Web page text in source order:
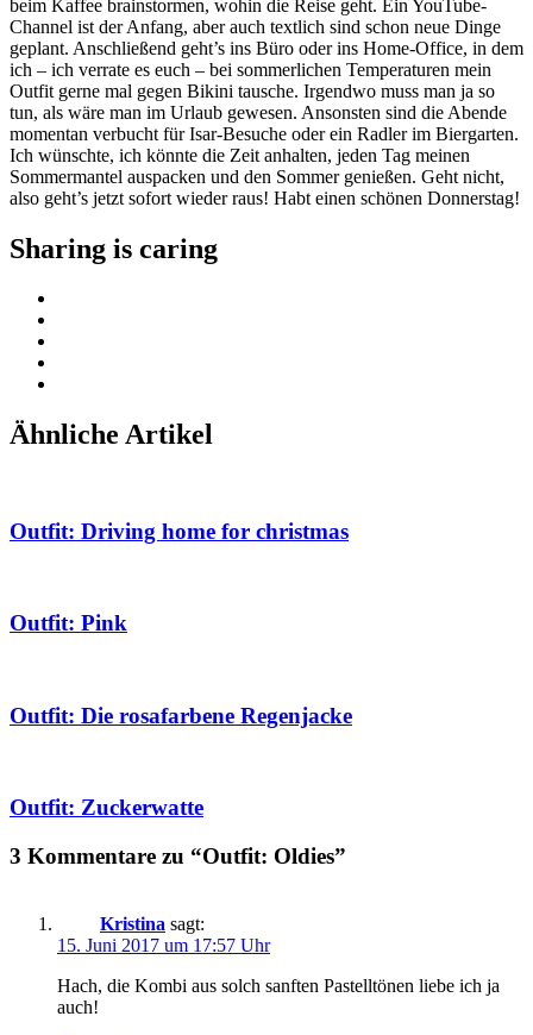
beim Kaffee brainstormen, wohin die Reise geht. Ein YouTube-
Channel ist der Anfang, aber auch textlich sind schon neue Dinge
geplant. Anschließend geht’s ins Büro oder ins Home-Office, in dem
ich – ich verrate es euch – bei sommerlichen Temperaturen mein
Outfit gerne mal gegen Bikini tausche. Irgendwo muss man ja so
tun, als wäre man im Urlaub gewesen. Ansonsten sind die Abende
momentan verbucht für Isar-Besuche oder ein Radler im Biergarten.
Ich wünschte, ich könnte die Zeit anhalten, jeden Tag meinen
Sommermantel auspacken und den Sommer genießen. Geht nicht,
also geht’s jetzt sofort wieder raus! Habt einen schönen Donnerstag!
Sharing is caring
Ähnliche Artikel
Outfit: Driving home for christmas
Outfit: Pink
Outfit: Die rosafarbene Regenjacke
Outfit: Zuckerwatte
3 Kommentare zu “Outfit: Oldies”
Kristina sagt:
15. Juni 2017 um 17:57 Uhr
Hach, die Kombi aus solch sanften Pastelltönen liebe ich ja
auch!